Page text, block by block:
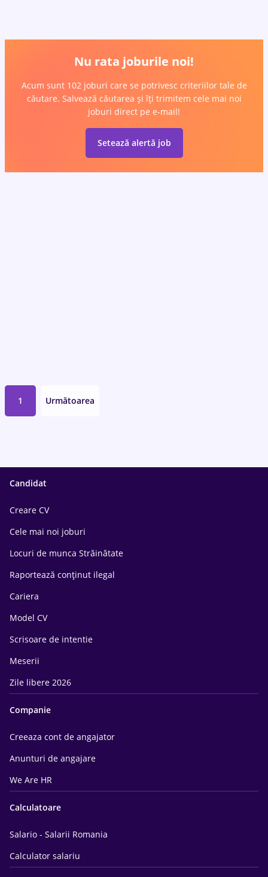
Nu rata joburile noi!
Acum sunt 102 joburi care se potrivesc criteriilor tale de
căutare. Salvează căutarea și îți trimitem cele mai noi
joburi direct pe e-mail!
Setează alertă job
1 Următoarea
Candidat
Creare CV
Cele mai noi joburi
Locuri de munca Străinătate
Raportează conținut ilegal
Cariera
Model CV
Scrisoare de intentie
Meserii
Zile libere 2026
Companie
Creeaza cont de angajator
Anunturi de angajare
We Are HR
Calculatoare
Salario - Salarii Romania
Calculator salariu